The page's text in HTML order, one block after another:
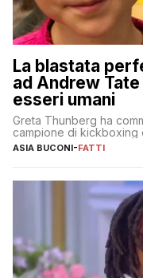
La blastata
ad Andrew
esseri umani
Greta Thunberg ha
campione di
ASIA BUCONI-FATTI